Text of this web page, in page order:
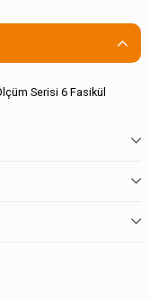
Serisi 6 Fasikül